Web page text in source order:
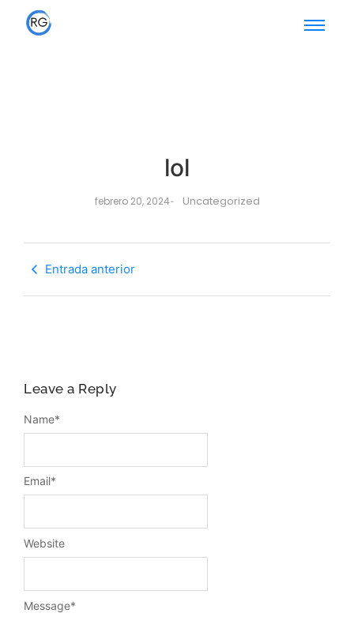
lol
febrero 20, 2024- Uncategorized
Entrada anterior
Leave a Reply
Message*
Name*
Email*
Website